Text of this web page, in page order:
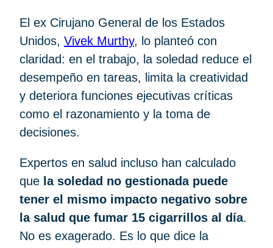
El ex Cirujano General de los Estados
Unidos, Vivek Murthy, lo planteó con
claridad: en el trabajo, la soledad reduce el
desempeño en tareas, limita la creatividad
y deteriora funciones ejecutivas críticas
como el razonamiento y la toma de
decisiones.
Expertos en salud incluso han calculado
que la soledad no gestionada puede
tener el mismo impacto negativo sobre
la salud que fumar 15 cigarrillos al día.
No es exagerado. Es lo que dice la